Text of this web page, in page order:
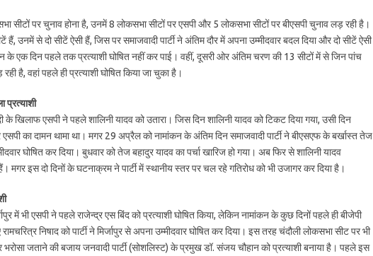
सीटों पर चुनाव होना है, उनमें 8 लोकसभा सीटों पर एसपी और 5 लोकसभा सीटों पर बीएसपी चुनाव लड़ रही है।
हैं, उनमें से दो सीटें ऐसी हैं, जिस पर समाजवादी पार्टी ने अंतिम दौर में अपना उम्मीदवार बदल दिया और दो सीटें ऐसी
के एक दिन पहले तक प्रत्याशी घोषित नहीं कर पाई। वहीं, दूसरी ओर अंतिम चरण की 13 सीटों में से जिन पांच
है, वहां पहले ही प्रत्याशी घोषित किया जा चुका है।
प्रत्याशी
के खिलाफ एसपी ने पहले शालिनी यादव को उतारा। जिस दिन शालिनी यादव को टिकट दिया गया, उसी दिन
का दामन थामा था। मगर 29 अप्रैल को नामांकन के अंतिम दिन समाजवादी पार्टी ने बीएसएफ के बर्खास्त तेज
घोषित कर दिया। बुधवार को तेज बहादुर यादव का पर्चा खारिज हो गया। अब फिर से शालिनी यादव
मगर इस दो दिनों के घटनाक्रम ने पार्टी में स्थानीय स्तर पर चल रहे गतिरोध को भी उजागर कर दिया है।
में भी एसपी ने पहले राजेन्द्र एस बिंद को प्रत्याशी घोषित किया, लेकिन नामांकन के कुछ दिनों पहले ही बीजेपी
निषाद को पार्टी ने मिर्जापुर से अपना उम्मीदवार घोषित कर दिया। इस तरह चंदौली लोकसभा सीट पर भी
जताने की बजाय जनवादी पार्टी (सोशलिस्ट) के प्रमुख डॉ. संजय चौहान को प्रत्याशी बनाया है। पहले इस